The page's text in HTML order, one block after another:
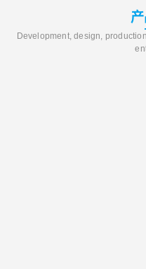
Development, design,